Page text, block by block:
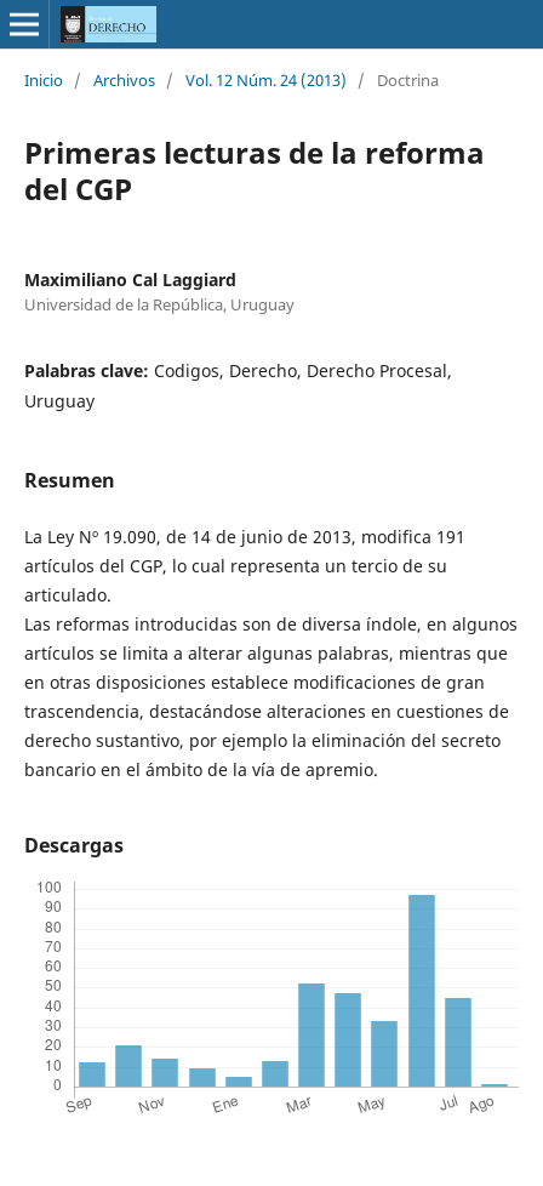
Inicio / Archivos / Vol. 12 Núm. 24 (2013) / Doctrina
Primeras lecturas de la reforma
del CGP
Maximiliano Cal Laggiard
Universidad de la República, Uruguay
Palabras clave: Codigos, Derecho, Derecho Procesal,
Uruguay
Resumen
La Ley Nº 19.090, de 14 de junio de 2013, modifica 191
artículos del CGP, lo cual representa un tercio de su
articulado.
Las reformas introducidas son de diversa índole, en algunos
artículos se limita a alterar algunas palabras, mientras que
en otras disposiciones establece modificaciones de gran
trascendencia, destacándose alteraciones en cuestiones de
derecho sustantivo, por ejemplo la eliminación del secreto
bancario en el ámbito de la vía de apremio.
Descargas